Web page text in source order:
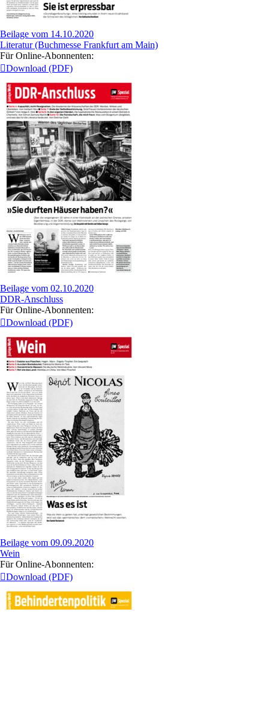
Beilage vom 14.10.2020
Literatur (Buchmesse Frankfurt am Main)
Für Online-Abonnenten:
Download (PDF)
Beilage vom 02.10.2020
DDR-Anschluss
Für Online-Abonnenten:
Download (PDF)
Beilage vom 09.09.2020
Wein
Für Online-Abonnenten:
Download (PDF)